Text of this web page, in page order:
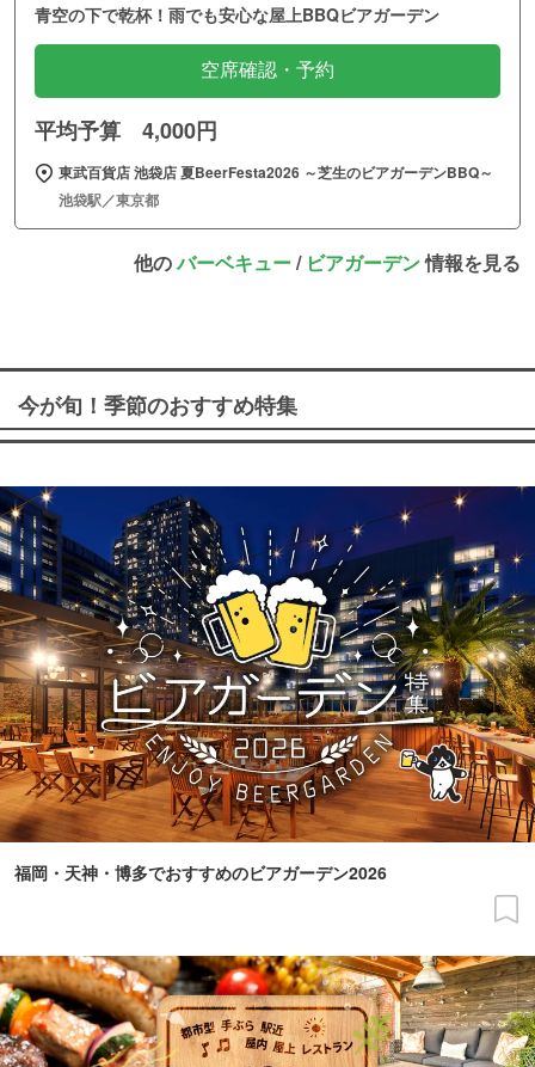
青空の下で乾杯！雨でも安心な屋上BBQビアガーデン
空席確認・予約
平均予算 4,000円
東武百貨店 池袋店 夏BeerFesta2026 ～芝生のビアガーデンBBQ～
池袋駅／東京都
他のバーベキュー/ ビアガーデン情報を見る
今が旬！季節のおすすめ特集
福岡・天神・博多でおすすめのビアガーデン2026